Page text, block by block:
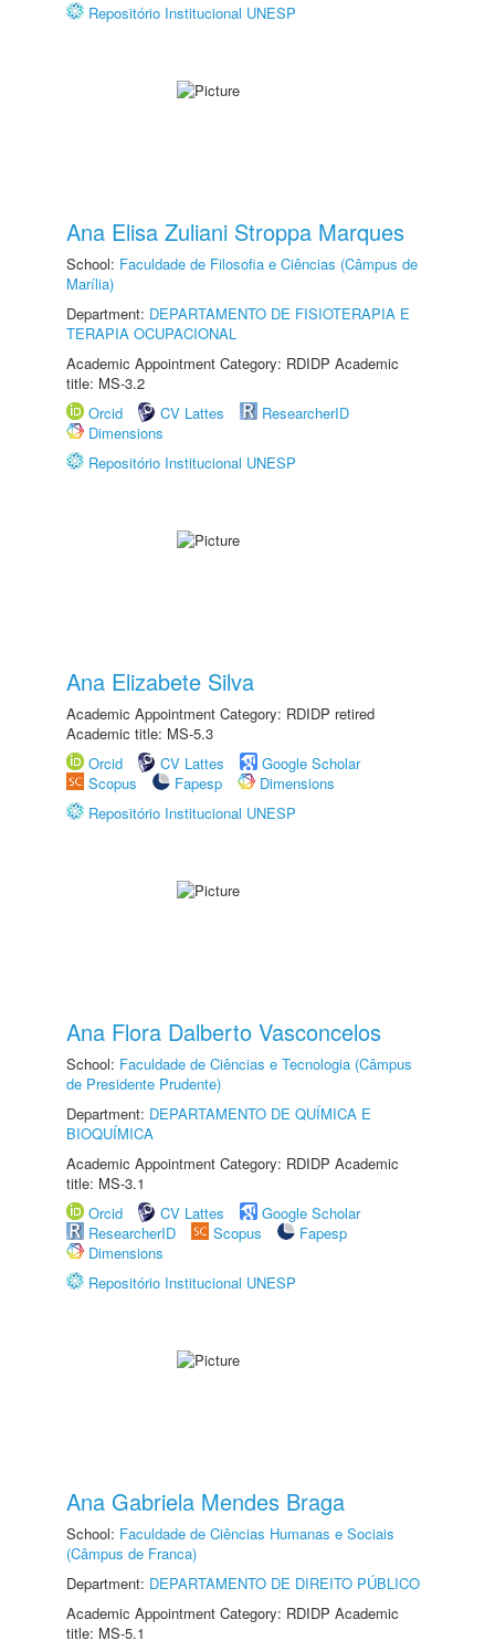
Repositório Institucional UNESP
Ana Elisa Zuliani Stroppa Marques
School: Faculdade de Filosofia e Ciências (Câmpus de
Marília)
Department: DEPARTAMENTO DE FISIOTERAPIA E
TERAPIA OCUPACIONAL
Academic Appointment Category: RDIDP Academic
title: MS-3.2
Orcid
CV Lattes
ResearcherID
Dimensions
Repositório Institucional UNESP
Ana Elizabete Silva
Academic Appointment Category: RDIDP retired
Academic title: MS-5.3
Orcid
CV Lattes
Google Scholar
Scopus
Fapesp
Dimensions
Repositório Institucional UNESP
Ana Flora Dalberto Vasconcelos
School: Faculdade de Ciências e Tecnologia (Câmpus
de Presidente Prudente)
Department: DEPARTAMENTO DE QUÍMICA E
BIOQUÍMICA
Academic Appointment Category: RDIDP Academic
title: MS-3.1
Orcid
CV Lattes
Google Scholar
ResearcherID
Scopus
Fapesp
Dimensions
Repositório Institucional UNESP
Ana Gabriela Mendes Braga
School: Faculdade de Ciências Humanas e Sociais
(Câmpus de Franca)
Department: DEPARTAMENTO DE DIREITO PÚBLICO
Academic Appointment Category: RDIDP Academic
title: MS-5.1